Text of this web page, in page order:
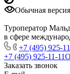
Обычная
Туроператор
в сфере
+7 (495) 925-
+7 (495) 925-11-11
Заказать звонок